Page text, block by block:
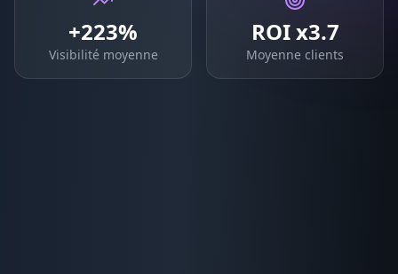
+223%
Visibilité moyenne
ROI x3.7
Moyenne clients